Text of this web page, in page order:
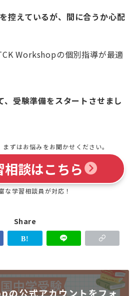
控えているが、間に合うか心配
Workshopの個別指導が最適
、受験準備をスタートさせまし
ずはお悩みをお聞かせください。
相談はこちら
な学習相談員が対応！
Share
公式アカウントをフォ